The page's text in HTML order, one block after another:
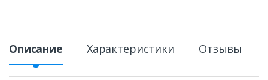
Описание Характеристики Отзывы